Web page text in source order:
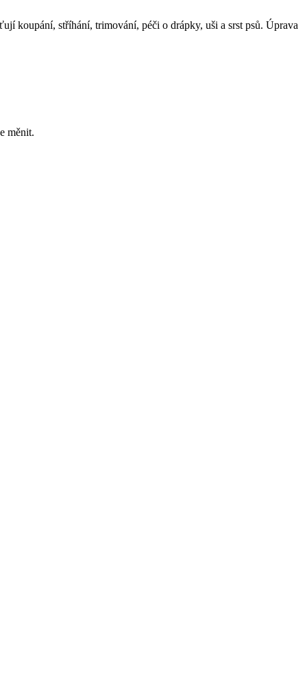
koupání, stříhání, trimování, péči o drápky, uši a srst psů. Úprava
měnit.